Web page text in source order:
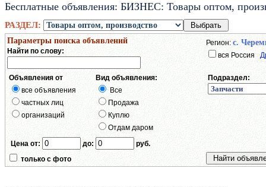
Бесплатные объявления: БИЗНЕС: Товары оптом,
РАЗДЕЛ:
Параметры поиска объявлений
Найти по слову:
Регион: с.
вся Россия
Объявления от
все объявления
частных лиц
организаций
Вид объявления:
Все
Продажа
Куплю
Отдам даром
Подраздел:
Цена от: до:
руб.
только с фото